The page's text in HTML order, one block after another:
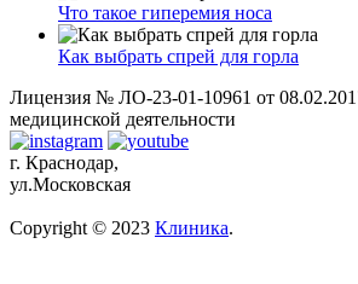
Что такое гиперемия носа
Как выбрать спрей для горла
Лицензия № ЛО-23-01-10961 от
медицинской деятельности
г. Краснодар,
ул.Московская
Copyright © 2023 Клиника.